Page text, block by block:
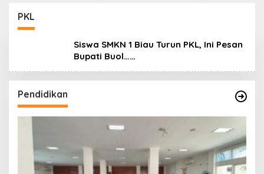
untuk Mendukung
Industri Teknologi
PKL
Siswa SMKN 1 Biau Turun PKL, Ini Pesan
Bupati Buol……
Pendidikan